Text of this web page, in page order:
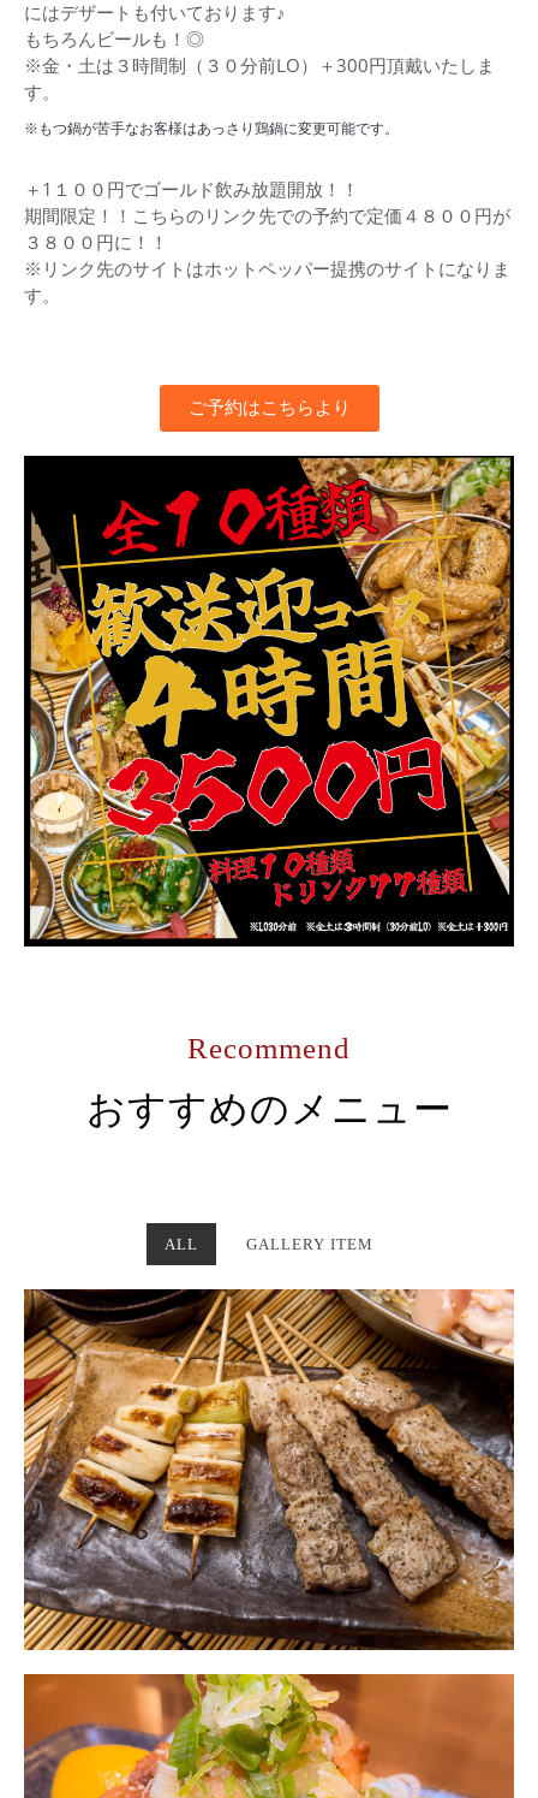
にはデザートも付いております♪
もちろんビールも！◎
※金・土は３時間制（３０分前LO）＋300円頂戴いたしま
す。
※もつ鍋が苦手なお客様はあっさり鶏鍋に変更可能です。
＋1１００円でゴールド飲み放題開放！！
期間限定！！こちらのリンク先での予約で定価４８００円が
３８００円に！！
※リンク先のサイトはホットペッパー提携のサイトになりま
す。
ご予約はこちらより
Recommend
おすすめのメニュー
ALL GALLERY ITEM